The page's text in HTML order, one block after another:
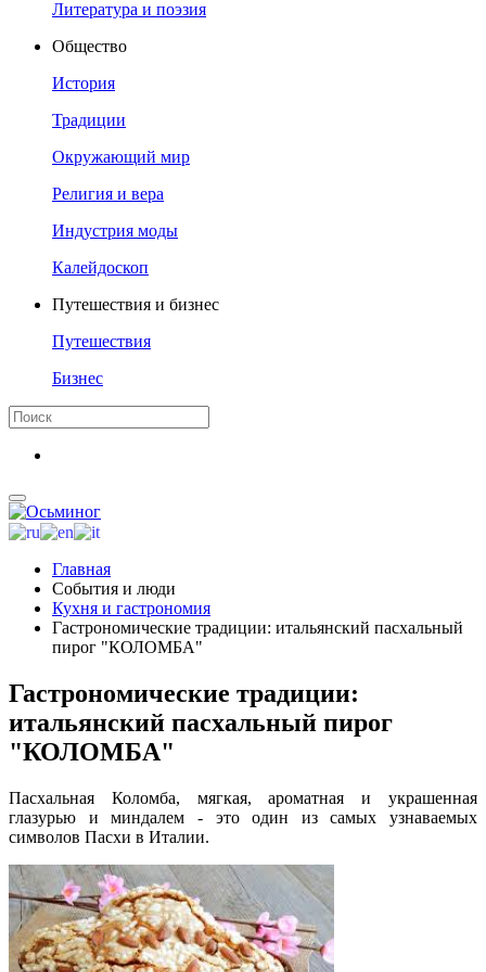
Литература и поэзия
Общество
История
Традиции
Окружающий мир
Религия и вера
Индустрия моды
Калейдоскоп
Путешествия и бизнес
Путешествия
Бизнес
Главная
События и люди
Кухня и гастрономия
Гастрономические традиции: итальянский пасхальный
пирог "КОЛОМБА"
Гастрономические традиции:
итальянский пасхальный пирог
"КОЛОМБА"
Пасхальная Коломба, мягкая, ароматная и украшенная
глазурью и миндалем - это один из самых узнаваемых
символов Пасхи в Италии.